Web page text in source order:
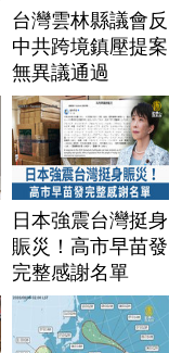
台灣雲林縣議會反
中共跨境鎮壓提案
無異議通過
日本強震台灣挺身
賑災！高市早苗發
完整感謝名單